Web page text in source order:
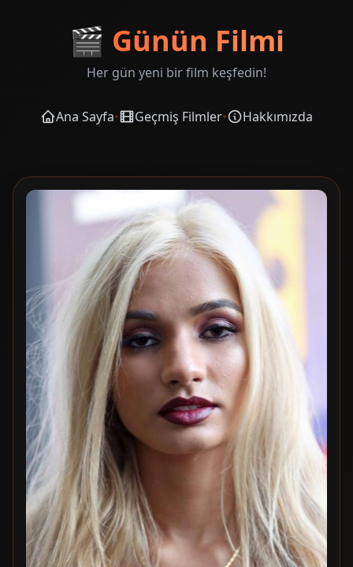
🎬 Günün Filmi
Her gün yeni bir film keşfedin!
Ana Sayfa• Geçmiş Filmler• Hakkımızda